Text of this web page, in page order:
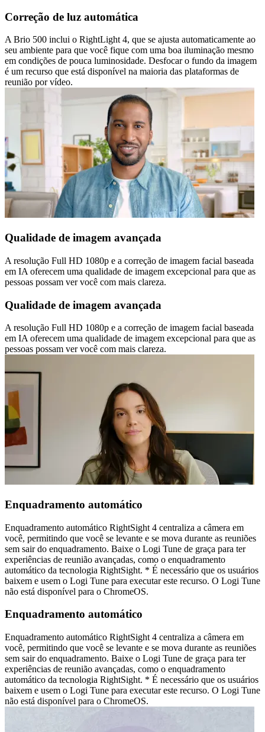
Correção de luz automática
A Brio 500 inclui o RightLight 4, que se ajusta automaticamente ao
seu ambiente para que você fique com uma boa iluminação mesmo
em condições de pouca luminosidade. Desfocar o fundo da imagem
é um recurso que está disponível na maioria das plataformas de
reunião por vídeo.
Qualidade de imagem avançada
A resolução Full HD 1080p e a correção de imagem facial baseada
em IA oferecem uma qualidade de imagem excepcional para que as
pessoas possam ver você com mais clareza.
Qualidade de imagem avançada
A resolução Full HD 1080p e a correção de imagem facial baseada
em IA oferecem uma qualidade de imagem excepcional para que as
pessoas possam ver você com mais clareza.
Enquadramento automático
Enquadramento automático RightSight 4 centraliza a câmera em
você, permitindo que você se levante e se mova durante as reuniões
sem sair do enquadramento. Baixe o Logi Tune de graça para ter
experiências de reunião avançadas, como o enquadramento
automático da tecnologia RightSight. * É necessário que os usuários
baixem e usem o Logi Tune para executar este recurso. O Logi Tune
não está disponível para o ChromeOS.
Enquadramento automático
Enquadramento automático RightSight 4 centraliza a câmera em
você, permitindo que você se levante e se mova durante as reuniões
sem sair do enquadramento. Baixe o Logi Tune de graça para ter
experiências de reunião avançadas, como o enquadramento
automático da tecnologia RightSight. * É necessário que os usuários
baixem e usem o Logi Tune para executar este recurso. O Logi Tune
não está disponível para o ChromeOS.